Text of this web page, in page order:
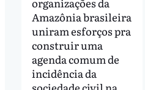
Amazônia brasileira
uniram esforços pra
construir uma
agenda comum de
incidência da